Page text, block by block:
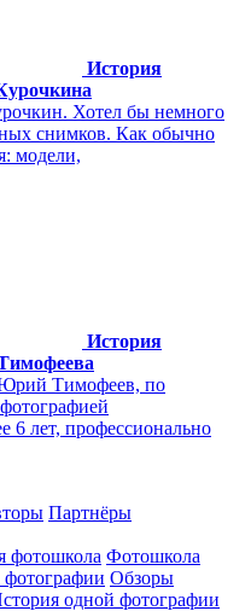
История
Хотел бы немного
снимков. Как обычно
модели,
История
Юрий Тимофеев, по
6 лет, профессионально
Партнёры
фотошкола Фотошкола
Обзоры
одной фотографии